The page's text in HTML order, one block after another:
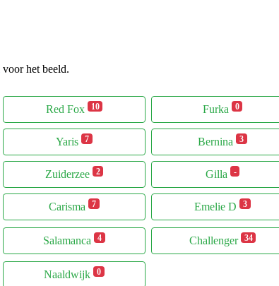
voor het beeld.
Red Fox 10
Yaris 7
Zuiderzee 2
Carisma 7
Furka 0
Bernina 3
Gilla -
Emelie D 3
Salamanca 4 Challenger 34
Naaldwijk 0